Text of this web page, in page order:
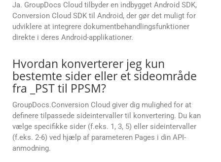
Ja. GroupDocs Cloud tilbyder en indbygget Android SDK,
Conversion Cloud SDK til Android, der gør det muligt for
udviklere at integrere dokumentbehandlingsfunktioner
direkte i deres Android-applikationer.
Hvordan konverterer jeg kun
bestemte sider eller et sideområde
fra _PST til PPSM?
GroupDocs.Conversion Cloud giver dig mulighed for at
definere tilpassede sideintervaller til konvertering. Du kan
vælge specifikke sider (f.eks. 1, 3, 5) eller sideintervaller
(f.eks. 2-6) ved hjælp af parameteren Pages i din API-
anmodning.